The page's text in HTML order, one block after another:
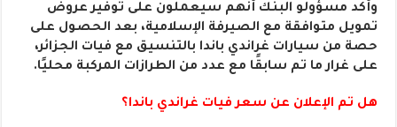
وأكد مسؤولو البنك أنهم سيعملون على توفير عروض
تمويل متوافقة مع الصيرفة الإسلامية، بعد الحصول على
حصة من سيارات غراندي باندا بالتنسيق مع فيات الجزائر،
على غرار ما تم سابقًا مع عدد من الطرازات المركبة محليًا.
هل تم الإعلان عن سعر فيات غراندي باندا؟